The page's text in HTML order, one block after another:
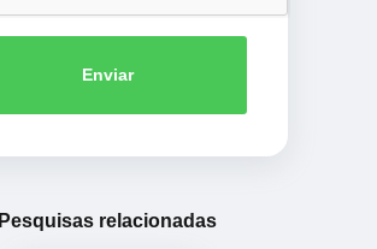
Enviar
Pesquisas relacionadas